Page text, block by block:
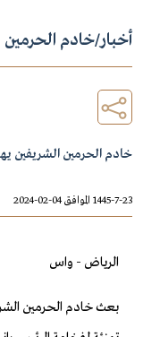
أخبار/خادم الحرمين
خادم الحرمين الشريفين
1445-7-23 الموافق 04-02-2024
الرياض - واس
بعث خادم الحرمين